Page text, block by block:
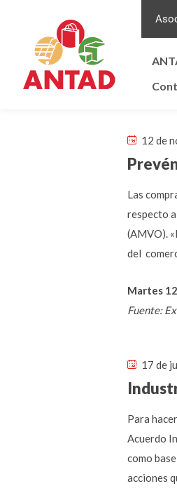
12 de
Las
respecto
(AMVO).
del
Martes
Fuente:
17 de
Para
Acuerdo
como
acciones